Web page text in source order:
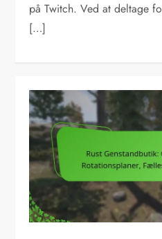
på Twitch. Ved at deltage
[…]